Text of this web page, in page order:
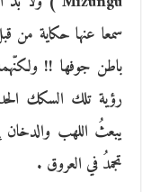
سمعا عنها حكاية من
باطن جوفها !!
رؤية تلك السكك
يبعثُ اللهب والدخان
تجمدُ في العروق .